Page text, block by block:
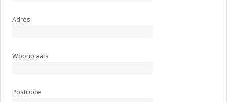
Adres
Woonplaats
Postcode